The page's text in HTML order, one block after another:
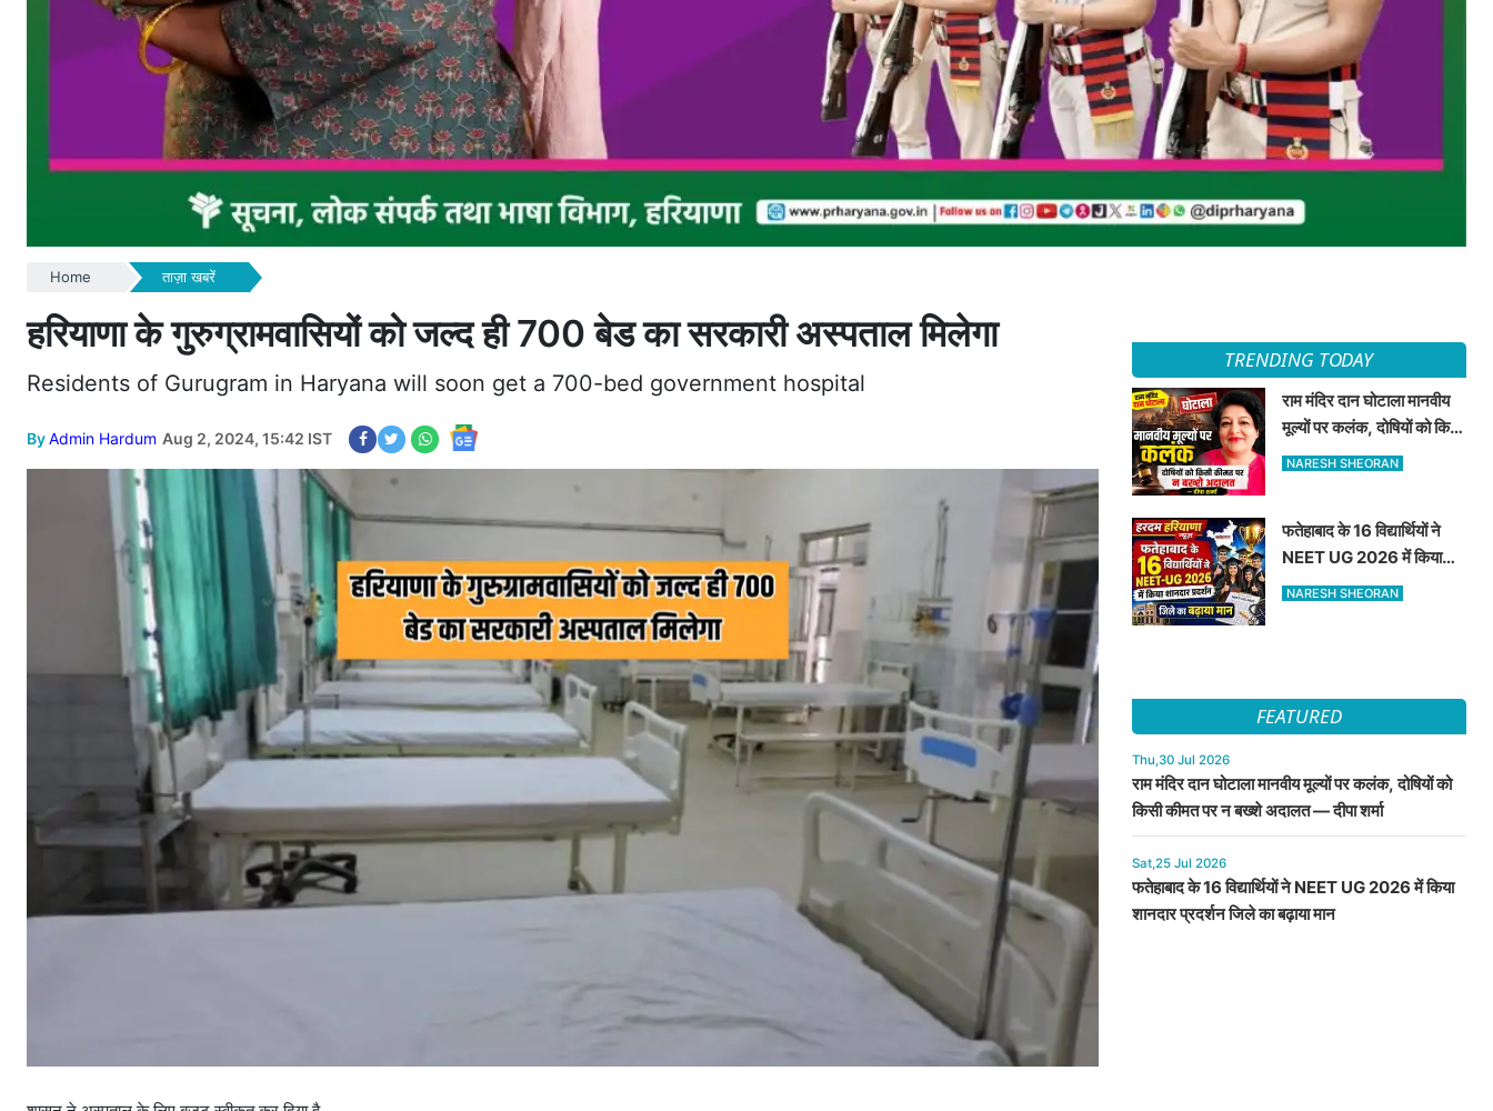
Home ताज़ा खबरें
हरियाणा के गुरुग्रामवासियों को जल्द ही 700 बेड का सरकारी अस्पताल मिलेगा
Residents of Gurugram in Haryana will soon get a 700-bed government hospital
ByAdmin Hardum Aug 2, 2024, 15:42 IST
TRENDING TODAY
राम मंदिर दान घोटाला मानवीय
मूल्यों पर कलंक, दोषियों को किसी
कीमत पर न बख्शे अदालत —
NARESH SHEORAN
फतेहाबाद के 16 विद्यार्थियों ने
NEET UG 2026 में किया
शानदार प्रदर्शन जिले का बढ़ाया
NARESH SHEORAN
FEATURED
Thu,30 Jul 2026
राम मंदिर दान घोटाला मानवीय मूल्यों पर कलंक, दोषियों को
किसी कीमत पर न बख्शे अदालत — दीपा शर्मा
Sat,25 Jul 2026
फतेहाबाद के 16 विद्यार्थियों ने NEET UG 2026 में किया
शानदार प्रदर्शन जिले का बढ़ाया मान